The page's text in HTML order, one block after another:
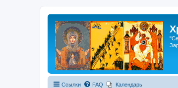
Ссылки FAQ Календарь